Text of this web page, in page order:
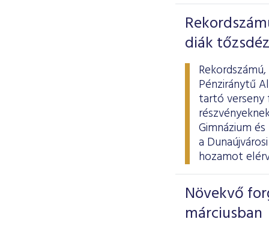
diák
Pénziránytű
tartó verseny
Gimnázium
a
hozamot
Növekvő
márciusban